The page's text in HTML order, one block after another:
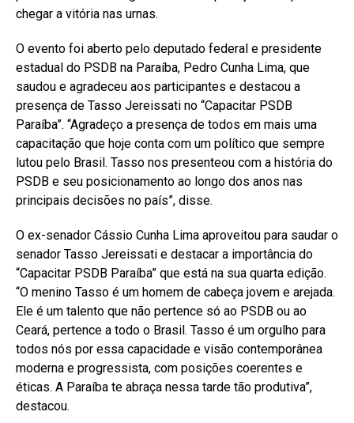
chegar a vitória nas urnas.
O evento foi aberto pelo deputado federal e presidente
estadual do PSDB na Paraíba, Pedro Cunha Lima, que
saudou e agradeceu aos participantes e destacou a
presença de Tasso Jereissati no “Capacitar PSDB
Paraíba”. “Agradeço a presença de todos em mais uma
capacitação que hoje conta com um político que sempre
lutou pelo Brasil. Tasso nos presenteou com a história do
PSDB e seu posicionamento ao longo dos anos nas
principais decisões no país”, disse.
O ex-senador Cássio Cunha Lima aproveitou para saudar o
senador Tasso Jereissati e destacar a importância do
“Capacitar PSDB Paraíba” que está na sua quarta edição.
“O menino Tasso é um homem de cabeça jovem e arejada.
Ele é um talento que não pertence só ao PSDB ou ao
Ceará, pertence a todo o Brasil. Tasso é um orgulho para
todos nós por essa capacidade e visão contemporânea
moderna e progressista, com posições coerentes e
éticas. A Paraíba te abraça nessa tarde tão produtiva”,
destacou.